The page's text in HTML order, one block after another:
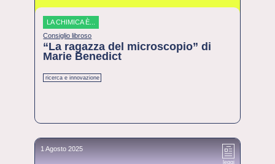
LA CHIMICA È...
Consiglio libroso
“La ragazza del microscopio” di
Marie Benedict
ricerca e innovazione
1 Agosto 2025
leggi